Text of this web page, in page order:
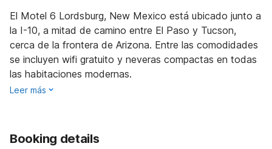
El Motel 6 Lordsburg, New Mexico está ubicado junto a
la I-10, a mitad de camino entre El Paso y Tucson,
cerca de la frontera de Arizona. Entre las comodidades
se incluyen wifi gratuito y neveras compactas en todas
las habitaciones modernas.
Leer más
Booking details